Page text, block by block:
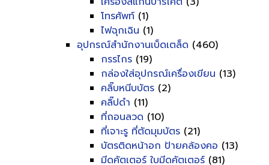
โทรศัพท์ (1)
ไฟฉุกเฉิน (1)
อุปกรณ์สำนักงานเบ็ดเตล็ด (460)
กรรไกร (19)
กล่องใส่อุปกรณ์เครื่องเขียน (13)
คลิ๊บหนีบบัตร (2)
คลิ๊ปดำ (11)
ที่ถอนลวด (10)
ที่เจาะรู ที่ตัดมุมบัตร (21)
บัตรติดหน้าอก ป้ายคล้องคอ (13)
มีดคัตเตอร์ ใบมีดคัตเตอร์ (81)